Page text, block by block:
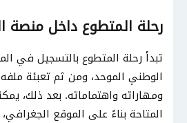
رحلة المتطوع داخل منصة
تبدأ رحلة المتطوع بالتسجيل في
الوطني الموحد، ومن ثم تعبئة
ومهاراته واهتماماته. بعد ذلك،
المتاحة بناءً على الموقع